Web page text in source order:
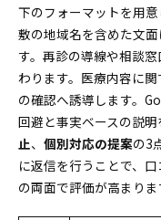
下のフォーマットを用
敷の地域名を含めた文
す。再診の導線や相談
わります。医療内容に
の確認へ誘導します。
回避と事実ベースの説明
止、 個別対応の提案の3
に返信を行うことで、
の両面で評価が高まりま